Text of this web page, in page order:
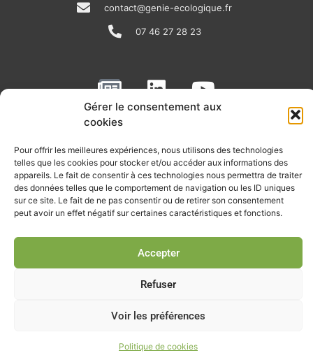
Gérer le consentement aux
cookies
Pour offrir les meilleures expériences, nous utilisons des technologies
telles que les cookies pour stocker et/ou accéder aux informations des
appareils. Le fait de consentir à ces technologies nous permettra de traiter
des données telles que le comportement de navigation ou les ID uniques
sur ce site. Le fait de ne pas consentir ou de retirer son consentement
peut avoir un effet négatif sur certaines caractéristiques et fonctions.
Accepter
Refuser
Voir les préférences
Politique de cookies
contact@genie-ecologique.fr
07 46 27 28 23
N
e
w
s
p
a
p
L
i
k
e
d
i
Y
o
t
u
b
e
Retrouvez tous les mois les articles terrain de nos adhérents, les
rendez-vous importants de la filière, nos offres de stages et
d’emplois…
Je m'abonne à la lettre d'info
© Union professionnelle du génie écologique - Tous droits